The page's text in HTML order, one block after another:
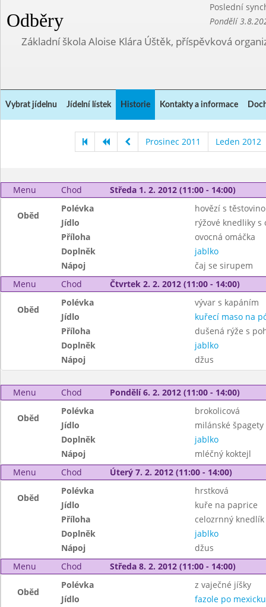
Odběry
Poslední
Pondělí
Základní škola Aloise Klára Úštěk, příspěvková
Vybrat jídelnu Jídelní lístek Historie Kontakty a informace
Prosinec 2011 Leden 2012
Menu Chod Středa 1. 2. 2012 (11:00 - 14:00)
Oběd
Polévka
hovězí s
Jídlo
rýžové knedliky s
Příloha
ovocná omáčka
Doplněk
jablko
Nápoj
čaj se sirupem
Menu
Chod Čtvrtek 2. 2. 2012 (11:00 - 14:00)
Oběd
Polévka
vývar s kapáním
Jídlo
kuřecí maso na
Příloha
dušená rýže s
Doplněk
jablko
Nápoj
džus
Menu Chod Pondělí 6. 2. 2012 (11:00 - 14:00)
Oběd
Polévka
brokolicová
Jídlo
milánské
Doplněk
jablko
Nápoj
mléčný koktejl
Menu
Chod Úterý 7. 2. 2012 (11:00 - 14:00)
Oběd
Polévka
hrstková
Jídlo
kuře na paprice
Příloha
celozrnný knedlík
Doplněk
jablko
Nápoj
džus
Menu
Chod Středa 8. 2. 2012 (11:00 - 14:00)
Oběd
Polévka
z vaječné jíšky
Jídlo
fazole po mexicku